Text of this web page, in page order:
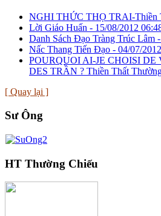
NGHI THỨC THỌ TRAI-Thiền
Lời Giáo Huấn - 15/08/2012
Danh Sách Đạo Tràng Trúc Lâm -
Nấc Thang Tiến Đạo - 04/07/
POURQUOI AI-JE CHOISI
DES TRẦN ? Thiền Thất
[ Quay lại ]
Sư Ông
HT Thường Chiếu